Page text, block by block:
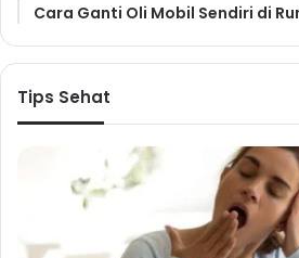
Cara Ganti Oli Mobil Sendiri di
Tips Sehat